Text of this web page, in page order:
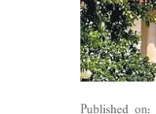
Published on: